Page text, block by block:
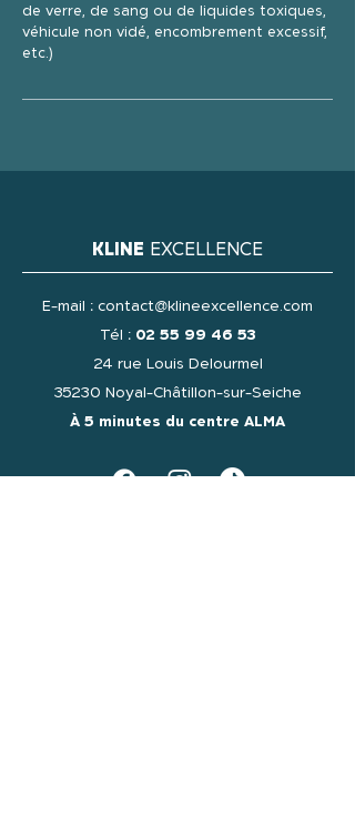
de verre, de sang ou de liquides toxiques,
véhicule non vidé, encombrement excessif,
etc.)
KLINE EXCELLENCE
E-mail : contact@klineexcellence.com
Tél : 02 55 99 46 53
24 rue Louis Delourmel
35230 Noyal-Châtillon-sur-Seiche
À 5 minutes du centre ALMA